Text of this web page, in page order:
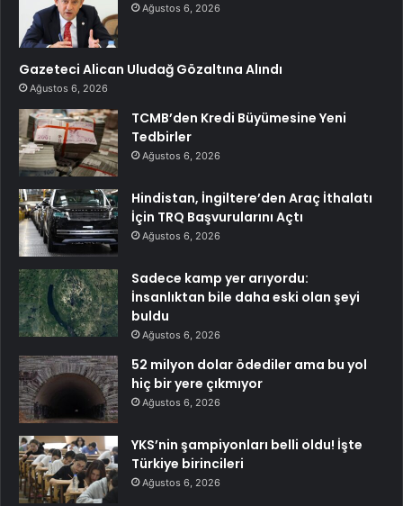
Ağustos 6, 2026
Gazeteci Alican Uludağ Gözaltına Alındı
Ağustos 6, 2026
TCMB’den Kredi Büyümesine Yeni
Tedbirler
Ağustos 6, 2026
Hindistan, İngiltere’den Araç İthalatı
İçin TRQ Başvurularını Açtı
Ağustos 6, 2026
Sadece kamp yer arıyordu:
İnsanlıktan bile daha eski olan şeyi
buldu
Ağustos 6, 2026
52 milyon dolar ödediler ama bu yol
hiç bir yere çıkmıyor
Ağustos 6, 2026
YKS’nin şampiyonları belli oldu! İşte
Türkiye birincileri
Ağustos 6, 2026